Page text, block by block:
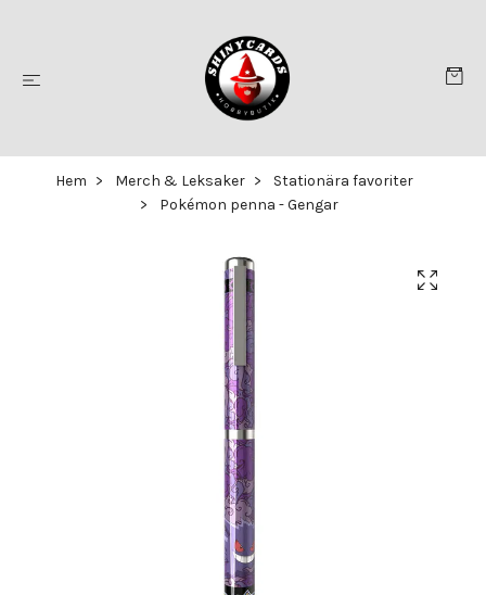
Hem Merch & Leksaker
Stationära favoriter
Pokémon penna - Gengar